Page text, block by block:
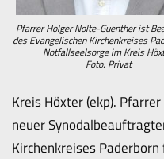
Pfarrer Holger Nolte-Guenther ist
des Evangelischen Kirchenkreises
Notfallseelsorge im Kreis
Foto: Privat
Kreis Höxter (ekp).
neuer
Kirchenkreises